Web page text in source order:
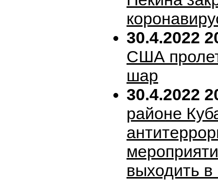
30.4.2022
США
шар
30.4.2022
районе
выходить